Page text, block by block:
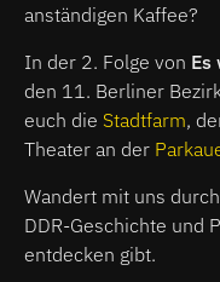
anständigen Kaffee?
In der 2. Folge von Es
den 11. Berliner
euch die Stadtfarm,
Theater an der
Wandert mit uns
DDR-Geschichte und
entdecken gibt.